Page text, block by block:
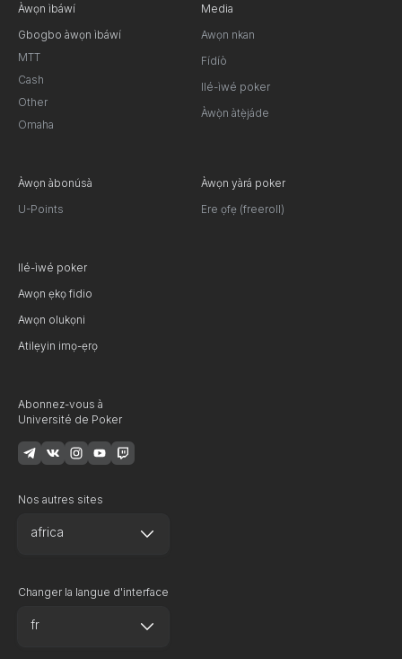
Àwọn ìbáwí
Gbogbo àwọn ìbáwí
MTT
Cash
Other
Omaha
Media
Awọn nkan
Fídíò
Ilé-ìwé poker
Àwọ̀n àtẹ̀jáde
Àwọn àbonúsà
U-Points
Àwọn yàrá poker
Ere ọfẹ (freeroll)
Ilé-ìwé poker
Awọn ẹkọ fidio
Awọn olukọni
Atilẹyin imọ-ẹrọ
Abonnez-vous à
Université de Poker
Nos autres sites
africa
Changer la langue d'interface
fr